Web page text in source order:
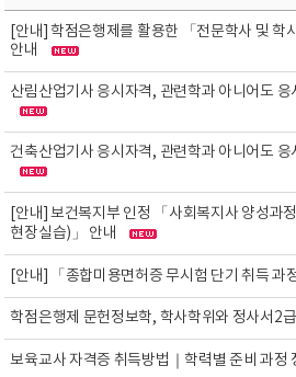
[안내] 학점은행제를 활용한 「전문학사 및 학
안내
산림산업기사 응시자격, 관련학과 아니어도 응
건축산업기사 응시자격, 관련학과 아니어도 응
[안내] 보건복지부 인정 「사회복지사 양성과
현장실습)」 안내
[안내] 「종합미용면허증 무시험 단기 취득 과
학점은행제 문헌정보학, 학사학위와 정사서2
보육교사 자격증 취득방법｜학력별 준비 과정